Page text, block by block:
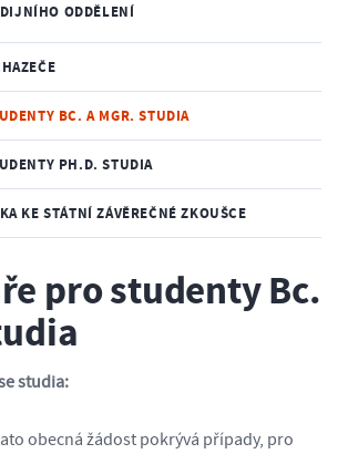
ODDĚLENÍ
BC. A MGR. STUDIA
PH.D. STUDIA
KE STÁTNÍ ZÁVĚREČNÉ ZKOUŠCE
pro studenty Bc.
studia:
obecná žádost pokrývá případy, pro